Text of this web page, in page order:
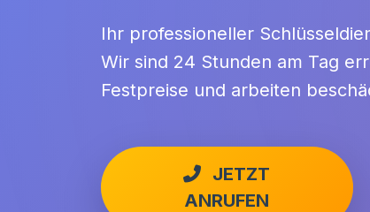
Ihr professioneller
Wir sind 24 Stunden am Tag
Festpreise und arbeiten
JETZT
ANRUFEN